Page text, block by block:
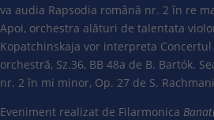
va audia Rapsodia română nr. 2 în re
Apoi, orchestra alături de talentata
Kopatchinskaja vor interpreta
orchestră, Sz.36, BB 48a de B. Bartók.
nr. 2 în mi minor, Op. 27 de S.
Eveniment realizat de Filarmonica